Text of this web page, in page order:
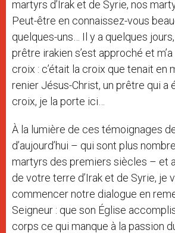
martyrs d’Irak et de Syrie, nos
Peut-être en connaissez-vous
quelques-uns… Il y a quelques
prêtre irakien s’est approché et
croix : c’était la croix que tenait en
renier Jésus-Christ, un prêtre qui a
croix, je la porte ici…
À la lumière de ces témoignages
d’aujourd’hui – qui sont plus
martyrs des premiers siècles – et
de votre terre d’Irak et de Syrie, je
commencer notre dialogue en
Seigneur : que son Église
corps ce qui manque à la passion